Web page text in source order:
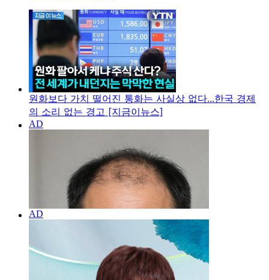
원화보다 가치 떨어진 통화는 사실상 없다...한국 경제
의 소리 없는 경고 [지금이뉴스]